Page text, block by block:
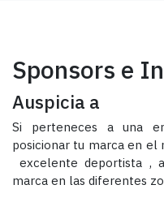
Sponsors e
Auspicia a
Si perteneces a una
posicionar tu marca en el
excelente deportista ,
marca en las diferentes